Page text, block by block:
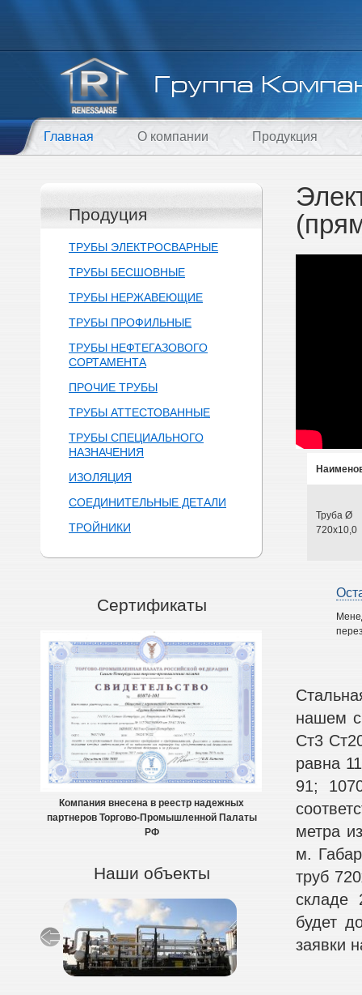
Главная О компании Продукция
Продуция
ТРУБЫ ЭЛЕКТРОСВАРНЫЕ
ТРУБЫ БЕСШОВНЫЕ
ТРУБЫ НЕРЖАВЕЮЩИЕ
ТРУБЫ ПРОФИЛЬНЫЕ
ТРУБЫ НЕФТЕГАЗОВОГО
СОРТАМЕНТА
ПРОЧИЕ ТРУБЫ
ТРУБЫ АТТЕСТОВАННЫЕ
ТРУБЫ СПЕЦИАЛЬНОГО
НАЗНАЧЕНИЯ
ИЗОЛЯЦИЯ
СОЕДИНИТЕЛЬНЫЕ ДЕТАЛИ
ТРОЙНИКИ
Сертификаты
Компания внесена в реестр надежных
партнеров Торгово-Промышленной Палаты
РФ
Наши объекты
Труба Ø
720х10,0
нашем
Ст3
равна
91;
метра
м.
труб
складе
будет
заявки